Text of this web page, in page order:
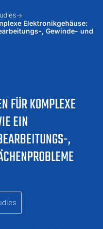
FÜR KOMPLEXE
EIN
,
Elektronikgehäuse:
, Gewinde- und